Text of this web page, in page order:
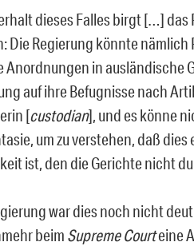
dieses Falles birgt […]
Die Regierung könnte nämlich
in ausländische
auf ihre Befugnisse nach
[custodian], und es könne
um zu verstehen, daß dies
ist, den die Gerichte nicht
war dies noch nicht
beim Supreme Courteine